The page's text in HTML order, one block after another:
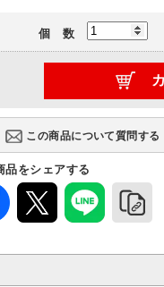
個 数
品をシェアする